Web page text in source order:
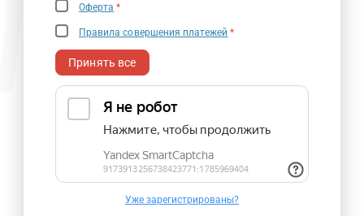
Оферта *
Правила совершения платежей *
Принять все
Уже зарегистрированы?